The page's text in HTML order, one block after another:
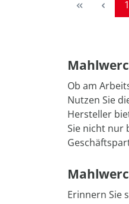
1
Ob am
Nutzen Sie
Hersteller
Sie nicht nur
Erinnern Sie